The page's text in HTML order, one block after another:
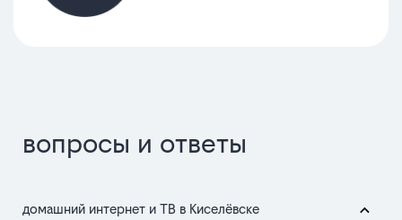
вопросы и ответы
домашний интернет и ТВ в Киселёвске